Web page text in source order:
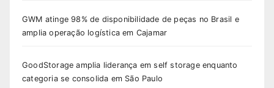
GWM atinge 98% de disponibilidade de peças no Brasil e
amplia operação logística em Cajamar
GoodStorage amplia liderança em self storage enquanto
categoria se consolida em São Paulo